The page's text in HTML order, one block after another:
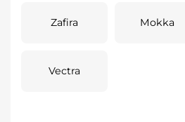
Zafira Mokka
Vectra